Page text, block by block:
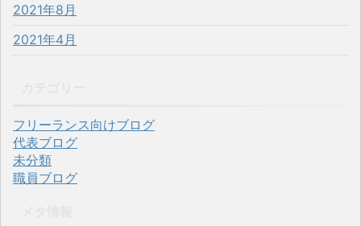
2021年8月
2021年4月
フリーランス向けブログ
代表ブログ
未分類
職員ブログ